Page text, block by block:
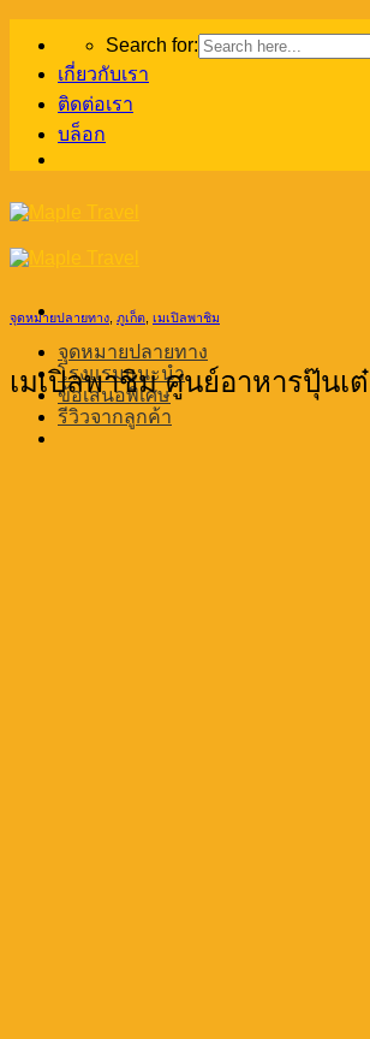
content
Search for:
เกี่ยวกับเรา
ติดต่อเรา
บล็อก
จุดหมายปลายทาง
โรงแรมแนะนำ
ข้อเสนอพิเศษ
รีวิวจากลูกค้า
จุดหมายปลายทาง ภูเก็ต เมเปิลพาชิม
เมเปิลพาชิม ศูนย์อาหารปุ๊นเต๋